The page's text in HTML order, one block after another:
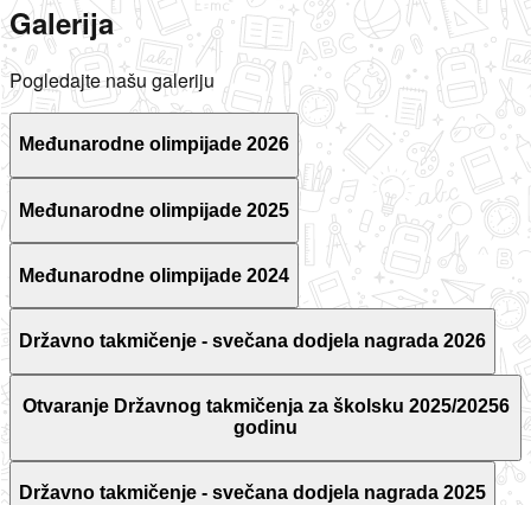
Galerija
Pogledajte našu galeriju
Međunarodne olimpijade 2026
Međunarodne olimpijade 2025
Međunarodne olimpijade 2024
Državno takmičenje - svečana dodjela nagrada 2026
Otvaranje Državnog takmičenja za školsku 2025/20256
godinu
Državno takmičenje - svečana dodjela nagrada 2025